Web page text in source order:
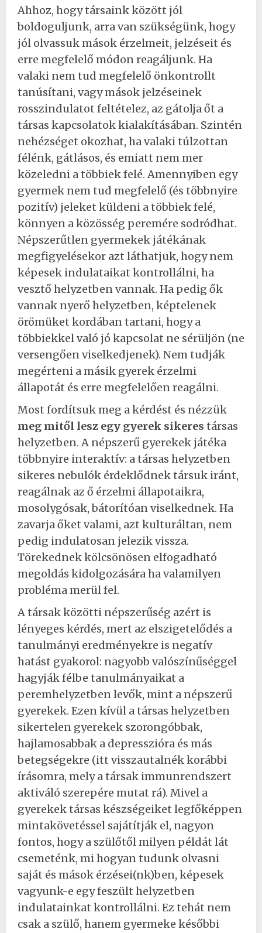
Ahhoz, hogy társaink között jól
boldoguljunk, arra van szükségünk, hogy
jól olvassuk mások érzelmeit, jelzéseit és
erre megfelelő módon reagáljunk. Ha
valaki nem tud megfelelő önkontrollt
tanúsítani, vagy mások jelzéseinek
rosszindulatot feltételez, az gátolja őt a
társas kapcsolatok kialakításában. Szintén
nehézséget okozhat, ha valaki túlzottan
félénk, gátlásos, és emiatt nem mer
közeledni a többiek felé. Amennyiben egy
gyermek nem tud megfelelő (és többnyire
pozitív) jeleket küldeni a többiek felé,
könnyen a közösség peremére sodródhat.
Népszerűtlen gyermekek játékának
megfigyelésekor azt láthatjuk, hogy nem
képesek indulataikat kontrollálni, ha
vesztő helyzetben vannak. Ha pedig ők
vannak nyerő helyzetben, képtelenek
örömüket kordában tartani, hogy a
többiekkel való jó kapcsolat ne sérüljön (ne
versengően viselkedjenek). Nem tudják
megérteni a másik gyerek érzelmi
állapotát és erre megfelelően reagálni.
Most fordítsuk meg a kérdést és nézzük
meg mitől lesz egy gyerek sikeres társas
helyzetben. A népszerű gyerekek játéka
többnyire interaktív: a társas helyzetben
sikeres nebulók érdeklődnek társuk iránt,
reagálnak az ő érzelmi állapotaikra,
mosolygósak, bátorítóan viselkednek. Ha
zavarja őket valami, azt kulturáltan, nem
pedig indulatosan jelezik vissza.
Törekednek kölcsönösen elfogadható
megoldás kidolgozására ha valamilyen
probléma merül fel.
A társak közötti népszerűség azért is
lényeges kérdés, mert az elszigetelődés a
tanulmányi eredményekre is negatív
hatást gyakorol: nagyobb valószínűséggel
hagyják félbe tanulmányaikat a
peremhelyzetben levők, mint a népszerű
gyerekek. Ezen kívül a társas helyzetben
sikertelen gyerekek szorongóbbak,
hajlamosabbak a depresszióra és más
betegségekre (itt visszautalnék korábbi
írásomra, mely a társak immunrendszert
aktiváló szerepére mutat rá). Mivel a
gyerekek társas készségeiket legfőképpen
mintakövetéssel sajátítják el, nagyon
fontos, hogy a szülőtől milyen példát lát
csemeténk, mi hogyan tudunk olvasni
saját és mások érzései(nk)ben, képesek
vagyunk-e egy feszült helyzetben
indulatainkat kontrollálni. Ez tehát nem
csak a szülő, hanem gyermeke későbbi